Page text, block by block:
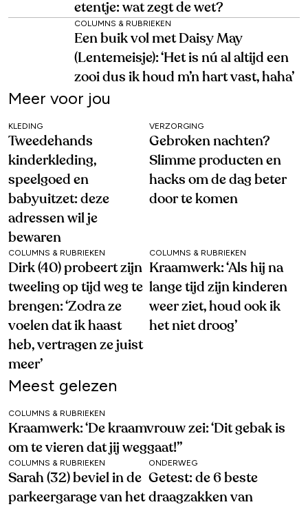
etentje: wat zegt de wet?
COLUMNS & RUBRIEKEN
Een buik vol met Daisy May
(Lentemeisje): ‘Het is nú al altijd een
zooi dus ik houd m’n hart vast, haha’
Meer voor jou
KLEDING
Tweedehands
kinderkleding,
speelgoed en
babyuitzet: deze
adressen wil je
bewaren
VERZORGING
Gebroken nachten?
Slimme producten en
hacks om de dag beter
door te komen
COLUMNS & RUBRIEKEN
Dirk (40) probeert zijn
tweeling op tijd weg te
brengen: ‘Zodra ze
voelen dat ik haast
heb, vertragen ze juist
meer’
COLUMNS & RUBRIEKEN
Kraamwerk: ‘Als hij na
lange tijd zijn kinderen
weer ziet, houd ook ik
het niet droog’
Meest gelezen
COLUMNS & RUBRIEKEN
Kraamwerk: ‘De kraamvrouw zei: ‘Dit gebak is
om te vieren dat jij weggaat!’’
COLUMNS & RUBRIEKEN
Sarah (32) beviel in de
parkeergarage van het
ONDERWEG
Getest: de 6 beste
draagzakken van